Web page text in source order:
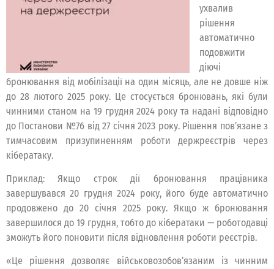
ухвалив
рішення
автоматично
подовжити
діючі
бронювання від мобілізації на один місяць, але не довше ніж
до 28 лютого 2025 року. Це стосується бронювань, які були
чинними станом на 19 грудня 2024 року та надані відповідно
до Постанови №76 від 27 січня 2023 року. Рішення пов’язане з
тимчасовим призупиненням роботи держреєстрів через
кібератаку.
Приклад: Якщо строк дії бронювання працівника
завершувався 20 грудня 2024 року, його буде автоматично
продовжено до 20 січня 2025 року. Якщо ж бронювання
завершилося до 19 грудня, тобто до кібератаки — роботодавці
зможуть його поновити після відновлення роботи реєстрів.
«Це рішення дозволяє військовозобов’язаним із чинним